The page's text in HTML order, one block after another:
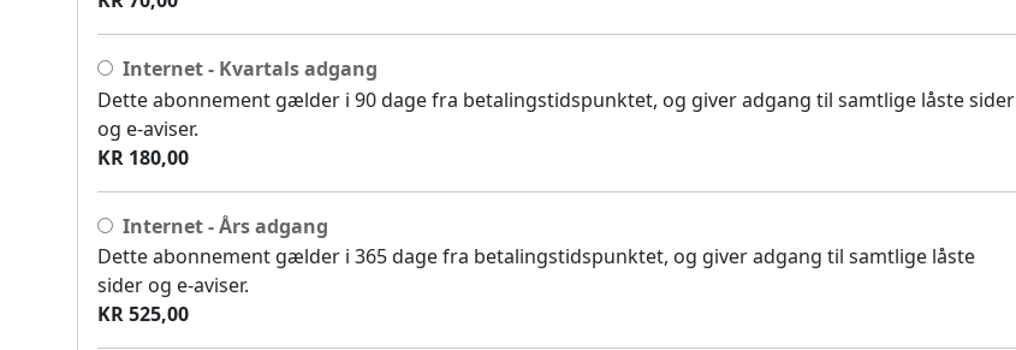
Internet - Kvartals adgang
Dette abonnement gælder i 90 dage fra betalingstidspunktet, og giver adgang til samtlige låste sider
og e-aviser.
KR 180,00
Internet - Års adgang
Dette abonnement gælder i 365 dage fra betalingstidspunktet, og giver adgang til samtlige låste
sider og e-aviser.
KR 525,00